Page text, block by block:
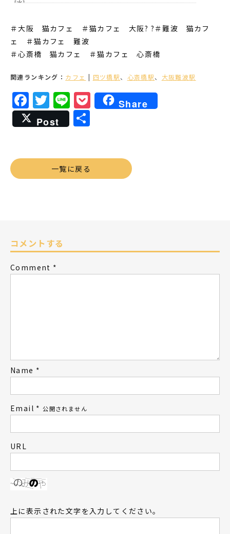
＃大阪 猫カフェ ＃猫カフェ 大阪? ?＃難波 猫カフ
ェ ＃猫カフェ 難波
＃心斎橋 猫カフェ ＃猫カフェ 心斎橋
関連ランキング： カフェ | 四ツ橋駅、 心斎橋駅、 大阪難波駅
Facebook
Twitter
LinePocket
Share
Post
共
一覧に戻る
コメントする
Comment *
Name *
Email * 公開されません
URL
上に表示された文字を入力してください。